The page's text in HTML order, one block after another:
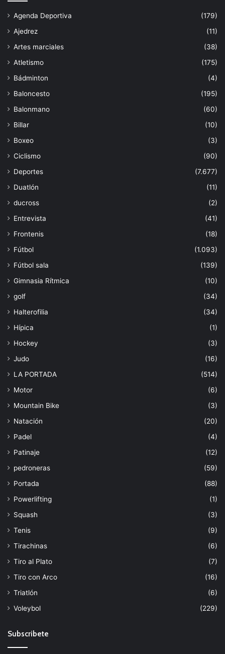
Agenda Deportiva
(179)
Ajedrez
(11)
Artes marciales
(38)
Atletismo
(175)
Bádminton
(4)
Baloncesto
(195)
Balonmano
(60)
Billar
(10)
Boxeo
(3)
Ciclismo
(90)
Deportes
(7.677)
Duatlón
(11)
ducross
(2)
Entrevista
(41)
Frontenis
(18)
Fútbol
(1.093)
Fútbol sala
(139)
Gimnasia Rítmica
(10)
golf
(34)
Halterofilia
(34)
Hípica
(1)
Hockey
(3)
Judo
(16)
LA PORTADA
(514)
Motor
(6)
Mountain Bike
(3)
Natación
(20)
Padel
(4)
Patinaje
(12)
pedroneras
(59)
Portada
(88)
Powerlifting
(1)
Squash
(3)
Tenis
(9)
Tirachinas
(6)
Tiro al Plato
(7)
Tiro con Arco
(16)
Triatlón
(6)
Voleybol
(229)
Subscribete